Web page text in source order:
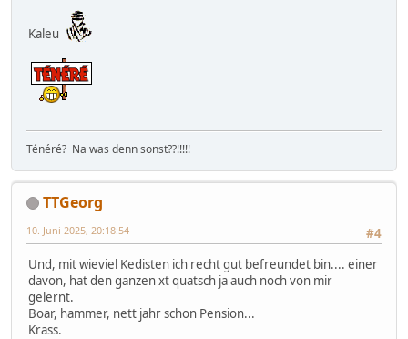
Kaleu
Ténéré? Na was denn sonst??!!!!!
TTGeorg
#4
10. Juni 2025, 20:18:54
Und, mit wieviel Kedisten ich recht gut befreundet bin.... einer
davon, hat den ganzen xt quatsch ja auch noch von mir
gelernt.
Boar, hammer, nett jahr schon Pension...
Krass.